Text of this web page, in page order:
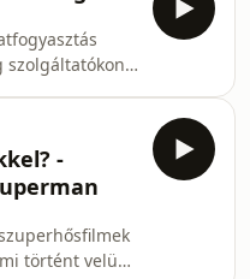
hozt
előkerülni,
viselkedő
próbálják
a method
rossz híre?
szolgáltatókon
a
történetét, a
ezekkel a
azt is, hogy
emailt írnál:
-
történt velük